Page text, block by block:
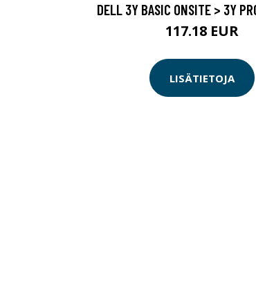
DELL 3Y BASIC ONSITE > 3Y
117.18 EUR
LISÄTIETOJA